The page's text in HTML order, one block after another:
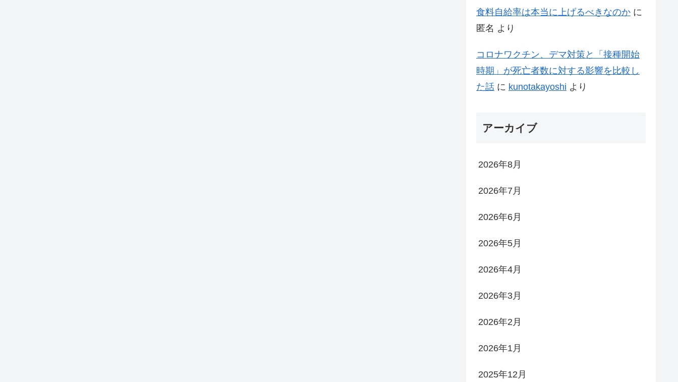
食料自給率は本当に上げるべきなのか に
匿名 より
コロナワクチン、デマ対策と「接種開始
時期」が死亡者数に対する影響を比較し
た話 に kunotakayoshi より
アーカイブ
2026年8月
2026年7月
2026年6月
2026年5月
2026年4月
2026年3月
2026年2月
2026年1月
2025年12月